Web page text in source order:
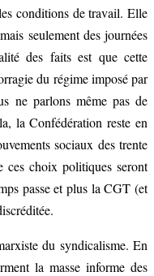
conditions de travail. Elle
seulement des journées
des faits est que cette
du régime imposé par
ne parlons même pas de
la Confédération reste en
sociaux des trente
ces choix politiques seront
passe et plus la CGT (et
du syndicalisme. En
la masse informe des